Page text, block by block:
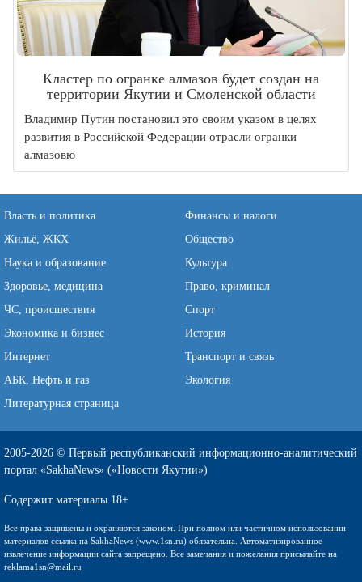
Кластер по огранке алмазов будет создан на
территории Якутии и Смоленской области
Владимир Путин постановил это своим указом в целях
развития в Российской Федерации отрасли огранки
алмазовю
Власть и политика
Финансы и налоги
Жильё, ЖКХ
Общество
Наука и образование
Культура
Здоровье, медицина
Право, криминал
ЧС, происшествия
Спорт
Экономика и бизнес
История
Интернет
Транспорт и связь
АБК, Нефть и газ
Экология
Литературная страница
2005-2026 © Первый республиканский информационно-аналитический
портал «SakhaNews» («Новости Якутии»)
Содержит материалы 18+
Все права защищены и охраняются законом. При полном или частичном использовании
материалов ссылка на SakhaNews (www.1sn.ru) обязательна. Автоматизированное
извлечение информации сайта запрещено. Все замечания и пожелания присылайте на
reklama1sn@mail.ru